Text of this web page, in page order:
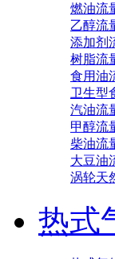
燃油流
乙醇流
添加剂
树脂流
食用油
卫生型
汽油流
甲醇流
柴油流
大豆油
涡轮天
热式